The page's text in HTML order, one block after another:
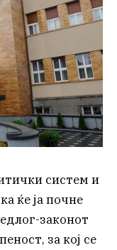
систем и
ќе ја почне
законот
за кој се